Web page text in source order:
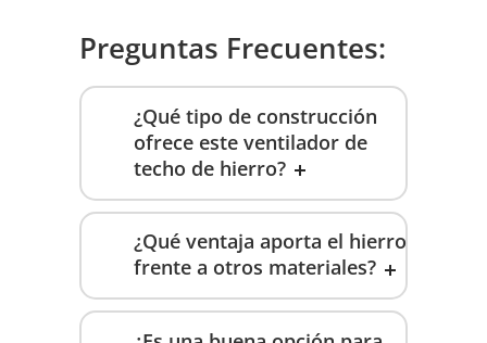
Preguntas Frecuentes:
¿Qué tipo de construcción
ofrece este ventilador de
techo de hierro?
¿Qué ventaja aporta el hierro
frente a otros materiales?